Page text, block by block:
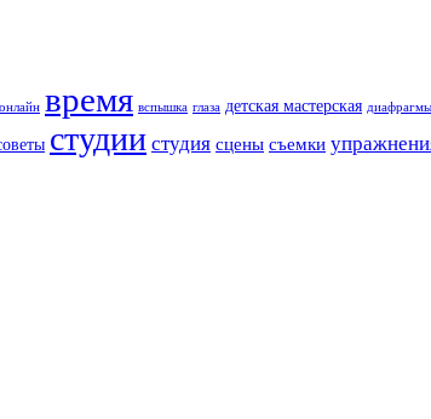
время вспышка глаза детская мастерская диафрагмы
студии студия сцены съемки